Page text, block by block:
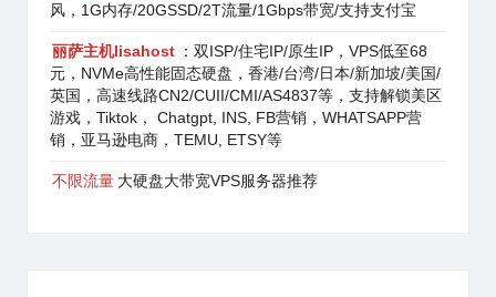
风，1G内存/20GSSD/2T流量/1Gbps带宽/支持支付宝
丽萨主机lisahost ：双ISP/住宅IP/原生IP，VPS低至68
元，NVMe高性能固态硬盘，香港/台湾/日本/新加坡/美国/
英国，高速线路CN2/CUII/CMI/AS4837等，支持解锁美区
游戏，Tiktok， Chatgpt, INS, FB营销，WHATSAPP营
销，亚马逊电商，TEMU, ETSY等
不限流量 大硬盘大带宽VPS服务器推荐